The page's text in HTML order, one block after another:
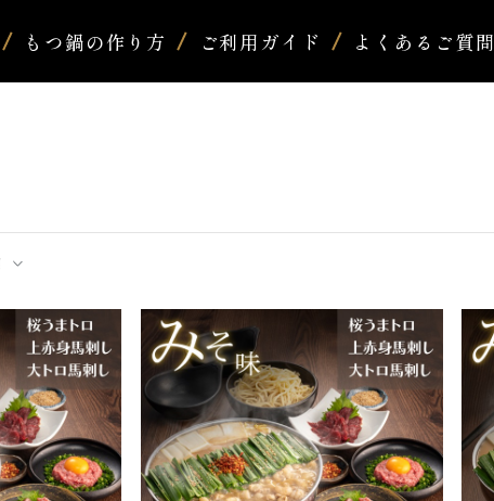
もつ鍋の作り方 ご利用ガイド よくあるご質問